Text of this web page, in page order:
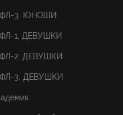
3. ЮНОШИ
1. ДЕВУШКИ
2. ДЕВУШКИ
3. ДЕВУШКИ